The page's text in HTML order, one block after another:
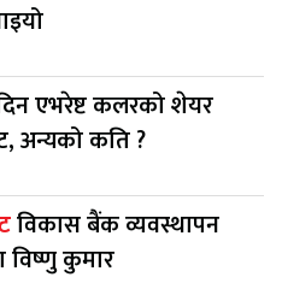
एभरेष्ट कलरको शेयर
अन्यको कति ?
विकास बैंक व्यवस्थापन
कुमार